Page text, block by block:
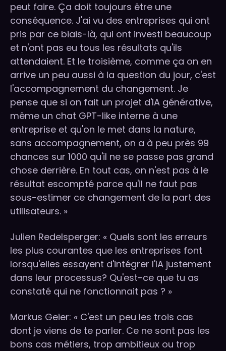
peut faire. Ça doit toujours être une
conséquence. J'ai vu des entreprises qui ont
pris par ce biais-là, qui ont investi beaucoup
et n'ont pas eu tous les résultats qu'ils
attendaient. Et le troisième, comme ça on en
arrive un peu aussi à la question du jour, c'est
l'accompagnement du changement. Je
pense que si on fait un projet d'IA générative,
même un chat GPT-like interne à une
entreprise et qu'on le met dans la nature,
sans accompagnement, on a à peu près 99
chances sur 1000 qu'il ne se passe pas grand
chose derrière. En tout cas, on n'est pas à le
résultat escompté parce qu'il ne faut pas
sous-estimer ce changement de la part des
utilisateurs. »
Julien Redelsperger: « Quels sont les erreurs
les plus courantes que les entreprises font
lorsqu'elles essayent d'intégrer l'IA justement
dans leur processus? Qu'est-ce que tu as
constaté qui ne fonctionnait pas ? »
Markus Geier: « C'est un peu les trois cas
dont je viens de te parler. Ce ne sont pas les
bons cas métiers, trop ambitieux ou trop